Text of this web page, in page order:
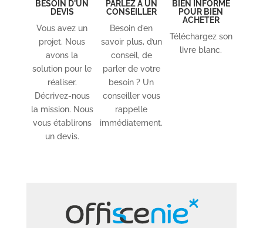
BESOIN D'UN
DEVIS
Vous avez un
projet. Nous
avons la
solution pour le
réaliser.
Décrivez-nous
la mission. Nous
vous établirons
un devis.
PARLEZ À UN
CONSEILLER
Besoin d’en
savoir plus, d’un
conseil, de
parler de votre
besoin ? Un
conseiller vous
rappelle
immédiatement.
BIEN INFORMÉ
POUR BIEN
ACHETER
Téléchargez son
livre blanc.